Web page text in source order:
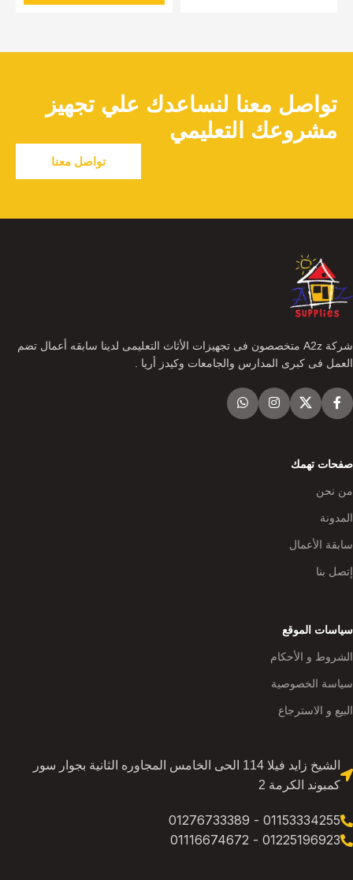
تواصل معنا لنساعدك علي تجهيز
مشروعك التعليمي
تواصل معنا
شركة A2z متخصصون فى تجهيزات الأثاث التعليمى لدينا سابقه أعمال تضم
العمل فى كبرى المدارس والجامعات وكيدز أريا .
صفحات تهمك
من نحن
المدونة
سابقة الأعمال
إتصل بنا
سياسات الموقع
الشروط و الأحكام
سياسة الخصوصية
البيع و الاسترجاع
الشيخ زايد فيلا 114 الحى الخامس المجاوره الثانية بجوار سور
كمبوند الكرمة 2
01153334255 - 01276733389
01225196923 - 01116674672